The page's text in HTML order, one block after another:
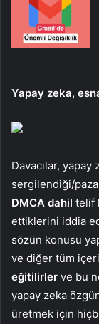
Yapay zeka,
Davacılar,
sergilendiği/
DMCA dahil telif
ettiklerini iddia
sözün konusu
ve diğer tüm
eğitilirler ve bu
yapay zeka
üretmek için